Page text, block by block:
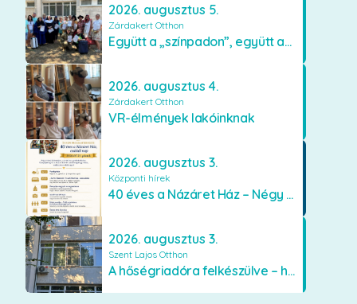
2026. augusztus 5.
Zárdakert Otthon
Együtt a „színpadon”, együtt az élményekért 🎭✨
2026. augusztus 4.
Zárdakert Otthon
VR-élmények lakóinknak
2026. augusztus 3.
Központi hírek
40 éves a Názáret Ház – Négy évtized szeretetben és gondoskodásban
2026. augusztus 3.
Szent Lajos Otthon
A hőségriadóra felkészülve – hűsítő fejlesztések a Szent Lajos Otthonban